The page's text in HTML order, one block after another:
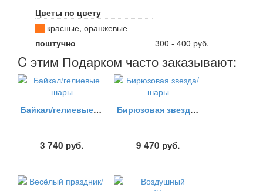
Цветы по цвету
красные, оранжевые
поштучно
300 - 400 руб.
C этим Подарком часто заказывают:
Байкал/гелиевые шары
3 740 руб.
Бирюзовая звезда/шары
9 470 руб.